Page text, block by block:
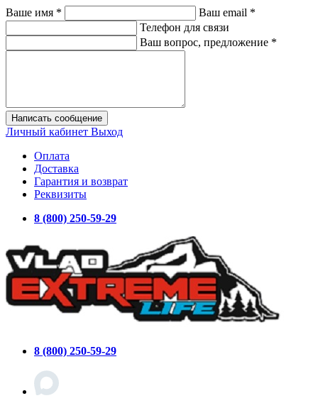
Ваше имя * Ваш email *
Телефон для связи
Ваш вопрос, предложение *
Написать сообщение
Личный кабинет Выход
Оплата
Доставка
Гарантия и возврат
Реквизиты
8 (800) 250-59-29
8 (800) 250-59-29